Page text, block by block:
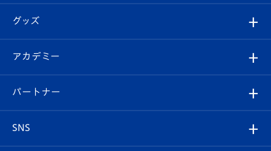
チケット
イベント
メディア
ホームタウン
スタッフプロフィール
マスコット紹介
はじめての観戦ガイド
Revive Team
ヴィヴィくんの長崎おもてなしガイド
フォトギャラリー
スタジアムグルメ
チケット
V-LOVERS（ファンクラブ）
プレイヤーズスイート
グッズ
オンラインショップ
店舗情報
アカデミー
育成からのお知らせ
パートナー
SNS